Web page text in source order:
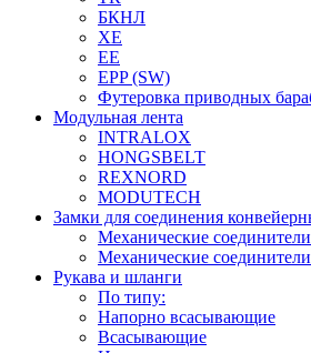
БКНЛ
XE
EE
EPP (SW)
Футеровка приводных
Модульная лента
INTRALOX
HONGSBELT
REXNORD
MODUTECH
Замки для соединения
Механические
Механические
Рукава и шланги
По типу:
Напорно всасывающие
Всасывающие